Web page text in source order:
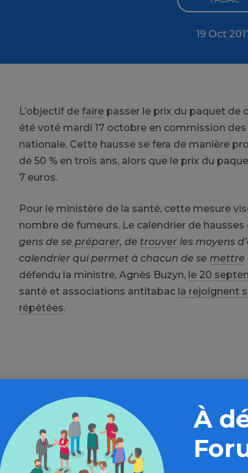
19 Oct
L’objectif de faire passer le prix du paquet de
été voté mardi 17 octobre en commission
nationale. Cette hausse se fera de manière
de 50 % en trois ans, alors que le prix du
7 euros.
Pour le ministère de la santé, cette mesure
nombre de fumeurs. Le calendrier de hausses
gens de se préparer, de trouver les moyens
calendrier qui permet à chacun de se mettre
défendu la ministre, Agnès Buzyn, le 20
santé et associations antitabac la rejoignent
répétées.
Aller plus loin sur
Informations, parcours
À